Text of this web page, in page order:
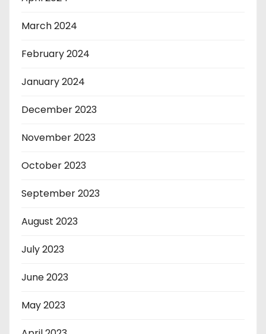
March 2024
February 2024
January 2024
December 2023
November 2023
October 2023
September 2023
August 2023
July 2023
June 2023
May 2023